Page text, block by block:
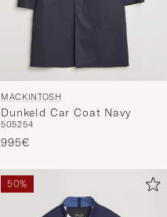
MACKINTOSH
Dunkeld Car Coat Navy
505254
995€
50%